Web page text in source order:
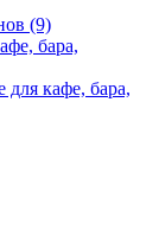
(9)
бара,
для кафе, бара,